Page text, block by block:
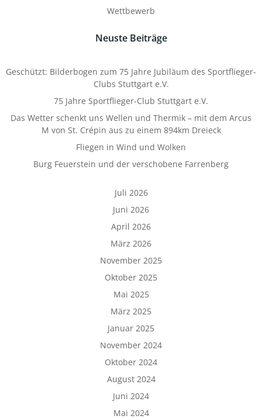
Wettbewerb
Neuste Beiträge
Geschützt: Bilderbogen zum 75 Jahre Jubiläum des Sportflieger-
Clubs Stuttgart e.V.
75 Jahre Sportflieger-Club Stuttgart e.V.
Das Wetter schenkt uns Wellen und Thermik – mit dem Arcus
M von St. Crépin aus zu einem 894km Dreieck
Fliegen in Wind und Wolken
Burg Feuerstein und der verschobene Farrenberg
Juli 2026
Juni 2026
April 2026
März 2026
November 2025
Oktober 2025
Mai 2025
März 2025
Januar 2025
November 2024
Oktober 2024
August 2024
Juni 2024
Mai 2024